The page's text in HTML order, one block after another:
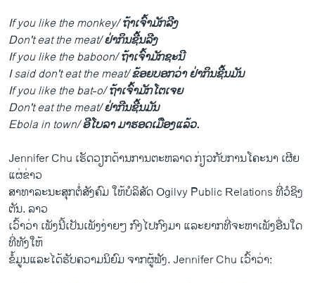
If you like the monkey/ຖ້າ​ເຈົ້າ​ມັກ​ລີງ
Don't eat the meat/ຢ່າ​ກິນ​ຊີ້ນ​ລີງ
If you like the baboon/ຖ້າ​ເຈົ້າ​ມັກ​ຊະນີ
I said don't eat the meat/ຂ້ອຍ​ບອກ​ວ່າ ຢ່າ​ກິນ​ຊີ້ນມັນ
If you like the bat-o/ຖ້າ​ເຈົ້າ​ມັກໂຕ​ເຈຍ
Don't eat the meat/ຢ່າ​ກີ​ນຊີ້ນ​ມັນ
Ebola in town/ອີ​ໂບລາ ມາ​ຮອ​ດ​ເມືອງ​ແລ້ວ.
Jennifer Chu ​ເຮັດ​ວຽກ​ດ້ານການ​ຕະຫລາ​ດ ກ່ຽວ​ກັບ​ການ​ໂຄະ​ນາ​ ເຜີ​ຍ
ແຜ່ຂ່າວ
ສາທາລະນະ​ສຸກ​ຕໍ່ສັງຄົມ ​ໃຫ້​ບໍລິສັດ Ogilvy Public Relations ທີ່​ວໍ​ຊິງ​
ຕັນ. ລາວ
​ເວົ້າ​ວ່າ ​ເພັງ​ນີ້ເປັນເພັງງ່າຍໆ​ ກົງ​ໄປ​ກົງ​ມາ ແລະຍາກ​ທີ່​ຈະ​ຫາ​ເພັງ​ອື່ນ​ໃດ
ທີ່​ທັງ​ໃຫ້
​ຂໍ້​ມູນ​ແລະໄດ້​ຮັບ​ຄວາມ​ນິຍົມ ຈາກ​ຜູ້​ຟັງ. Jennifer Chu ​ເວົ້າ​ວ່າ: